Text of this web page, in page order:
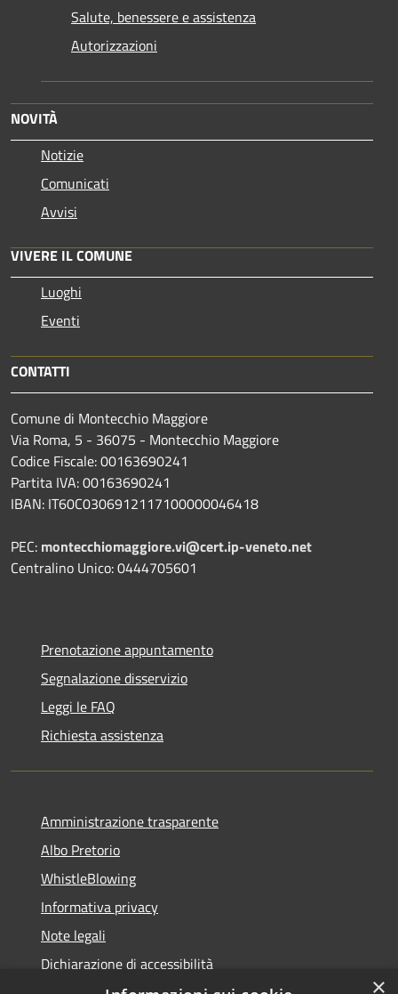
Salute, benessere e assistenza
Autorizzazioni
NOVITÀ
Notizie
Comunicati
Avvisi
VIVERE IL COMUNE
Luoghi
Eventi
CONTATTI
Comune di Montecchio Maggiore
Via Roma, 5 - 36075 - Montecchio Maggiore
Codice Fiscale: 00163690241
Partita IVA: 00163690241
IBAN: IT60C0306912117100000046418
PEC: montecchiomaggiore.vi@cert.ip-veneto.net
Centralino Unico: 0444705601
Prenotazione appuntamento
Segnalazione disservizio
Leggi le FAQ
Richiesta assistenza
Amministrazione trasparente
Albo Pretorio
WhistleBlowing
Informativa privacy
Note legali
Dichiarazione di accessibilità
×